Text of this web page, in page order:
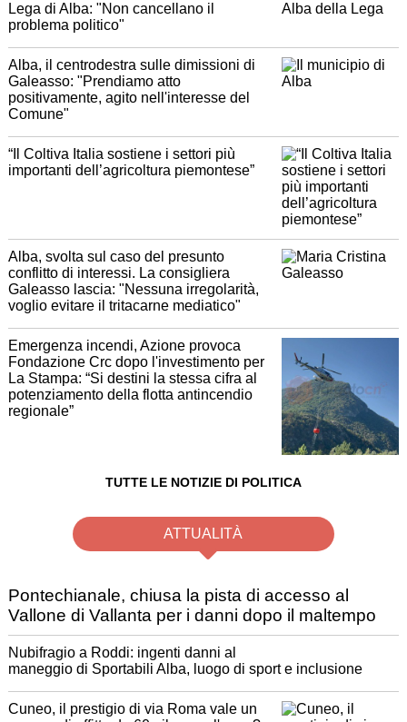
Lega di Alba: "Non cancellano il
problema politico"
Alba, il centrodestra sulle dimissioni di
Galeasso: "Prendiamo atto
positivamente, agito nell'interesse del
Comune"
“Il Coltiva Italia sostiene i settori più
importanti dell’agricoltura piemontese”
Alba, svolta sul caso del presunto
conflitto di interessi. La consigliera
Galeasso lascia: "Nessuna irregolarità,
voglio evitare il tritacarne mediatico"
Emergenza incendi, Azione provoca
Fondazione Crc dopo l'investimento per
La Stampa: “Si destini la stessa cifra al
potenziamento della flotta antincendio
regionale”
TUTTE LE NOTIZIE DI POLITICA
ATTUALITÀ
Pontechianale, chiusa la pista di accesso al
Vallone di Vallanta per i danni dopo il maltempo
Nubifragio a Roddi: ingenti danni al
maneggio di Sportabili Alba, luogo di sport e inclusione
Cuneo, il prestigio di via Roma vale un